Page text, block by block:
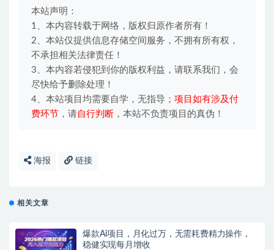
本站声明：
1、本内容转载于网络，版权归原作者所有！
2、本站仅提供信息存储空间服务，不拥有所有权，
不承担相关法律责任！
3、本内容若侵犯到你的版权利益，请联系我们，会
尽快给予删除处理！
4、本站项目均需要自学，无指导； 项目如有涉及付
费环节 ，请自行判断 ，本站不负责项目的真伪！
海报 链接
相关文章
爆款Ai项目，月化过万，无需耗费精力操作，
稳健实现每月增收